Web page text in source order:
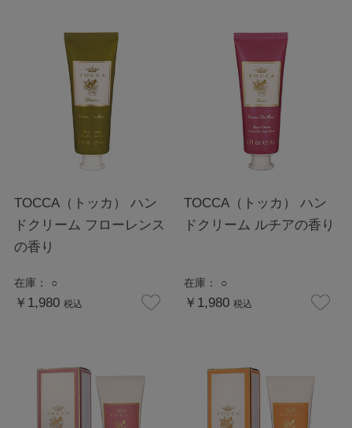
TOCCA（トッカ） ハン
ドクリーム フローレンス
の香り
在庫： ○
￥1,980 税込
TOCCA（トッカ） ハン
ドクリーム ルチアの香り
在庫： ○
￥1,980 税込